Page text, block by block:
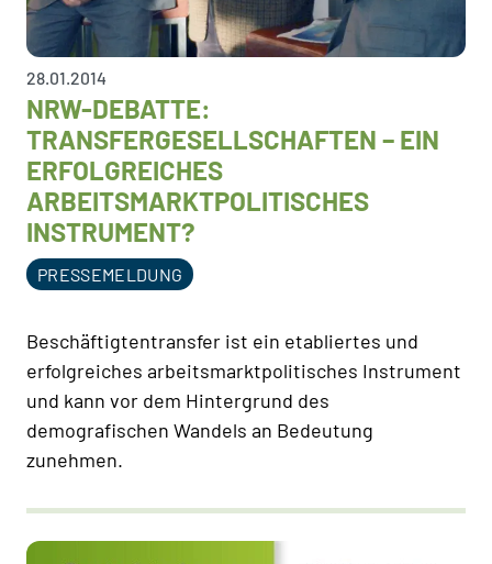
28.01.2014
NRW-DEBATTE:
TRANSFERGESELLSCHAFTEN – EIN
ERFOLGREICHES
ARBEITSMARKTPOLITISCHES
INSTRUMENT?
PRESSEMELDUNG
Beschäftigtentransfer ist ein etabliertes und
erfolgreiches arbeitsmarktpolitisches Instrument
und kann vor dem Hintergrund des
demografischen Wandels an Bedeutung
zunehmen.